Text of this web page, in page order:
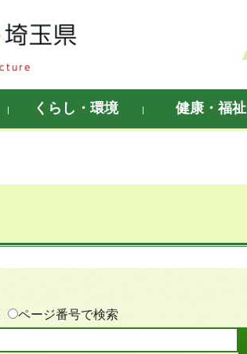
くらし・環境 健康・福祉
ページ番号で検索